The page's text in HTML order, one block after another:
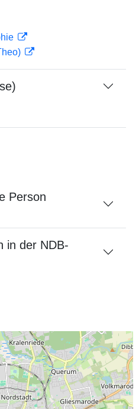
Person
in der NDB-